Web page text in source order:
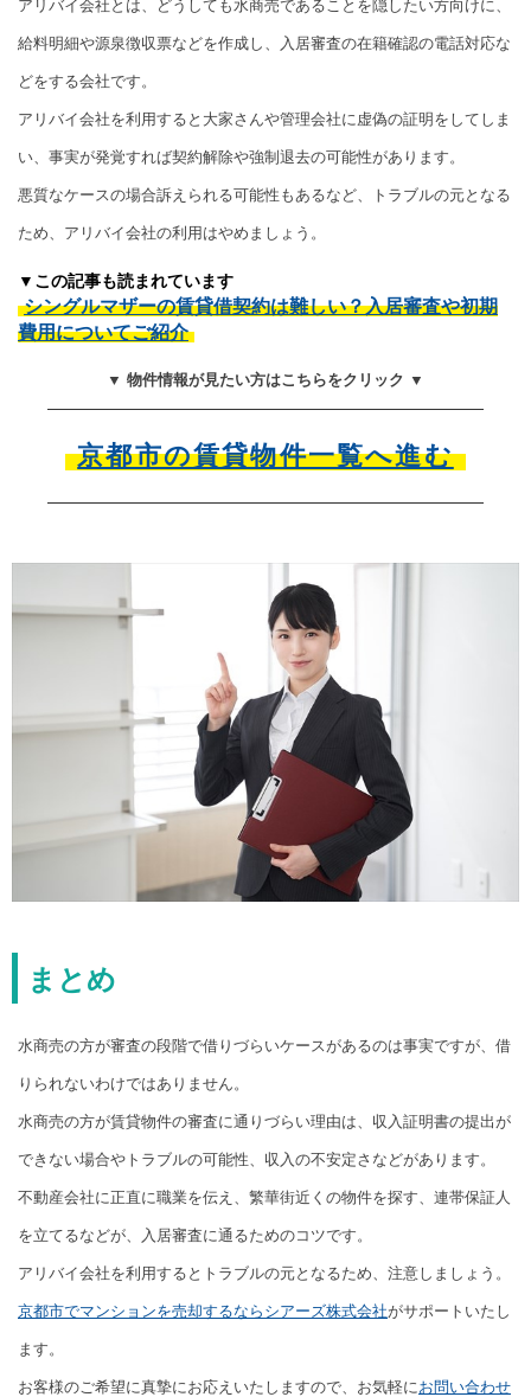
アリバイ会社とは、どうしても水商売であることを隠したい方向けに、
給料明細や源泉徴収票などを作成し、入居審査の在籍確認の電話対応な
どをする会社です。
アリバイ会社を利用すると大家さんや管理会社に虚偽の証明をしてしま
い、事実が発覚すれば契約解除や強制退去の可能性があります。
悪質なケースの場合訴えられる可能性もあるなど、トラブルの元となる
ため、アリバイ会社の利用はやめましょう。
▼この記事も読まれています
シングルマザーの賃貸借契約は難しい？入居審査や初期
費用についてご紹介
▼ 物件情報が見たい方はこちらをクリック ▼
京都市の賃貸物件一覧へ進む
まとめ
水商売の方が審査の段階で借りづらいケースがあるのは事実ですが、借
りられないわけではありません。
水商売の方が賃貸物件の審査に通りづらい理由は、収入証明書の提出が
できない場合やトラブルの可能性、収入の不安定さなどがあります。
不動産会社に正直に職業を伝え、繁華街近くの物件を探す、連帯保証人
を立てるなどが、入居審査に通るためのコツです。
アリバイ会社を利用するとトラブルの元となるため、注意しましょう。
京都市でマンションを売却するならシアーズ株式会社がサポートいたし
ます。
お客様のご希望に真摯にお応えいたしますので、お気軽に お問い合わせ